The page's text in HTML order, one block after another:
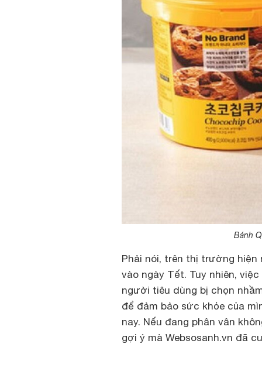
Bánh
Phải nói, trên thị trường hiện
vào ngày Tết. Tuy nhiên,
người tiêu dùng bị chọn
để đảm bảo sức khỏe của
nay. Nếu đang phân vân
gợi ý mà Websosanh.vn đã